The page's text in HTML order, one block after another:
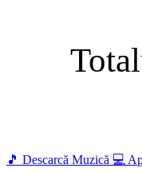
🎵 Descarcă Muzică 💻